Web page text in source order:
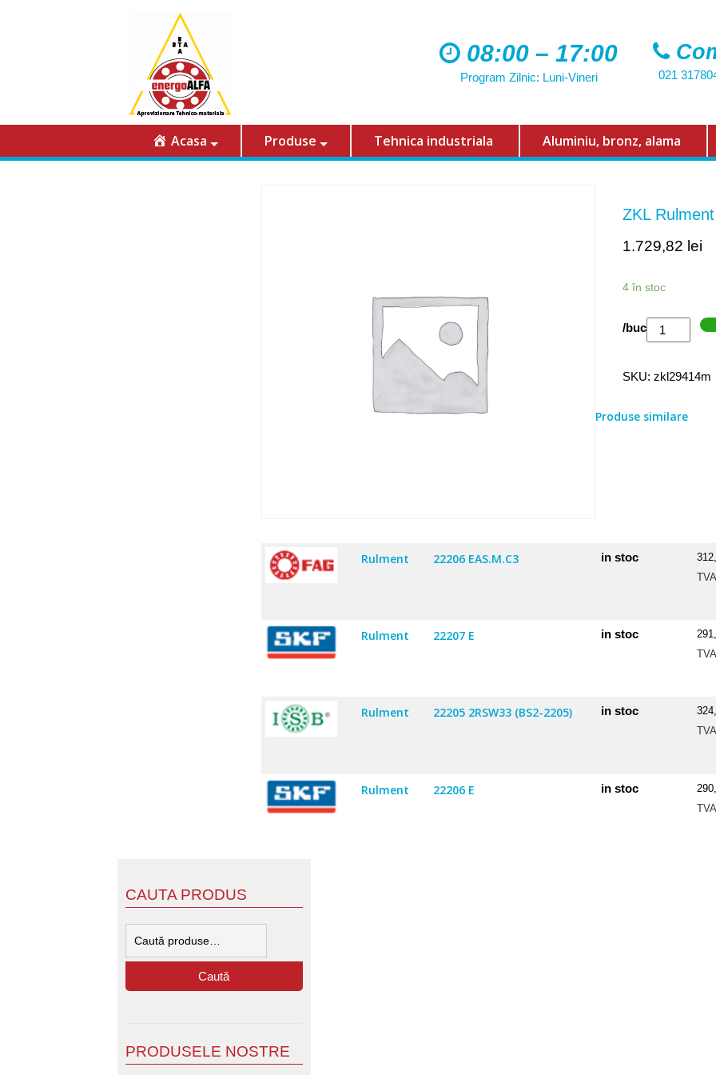
08:00 – 17:00
Program Zilnic: Luni-Vineri 021
Acasa Produse Tehnica industriala Aluminiu, bronz, alama
ZKL
1.729,82 lei
4 în stoc
Cantitate
/buc
SKU:zkl29414m
Produse similare
Rulment 22206 EAS.M.C3 in stoc
TVA
Rulment 22207 E in stoc
TVA
Rulment 22205 2RSW33 (BS2-2205) in stoc
TVA
Rulment 22206 E in stoc
TVA
CAUTA PRODUS
Caută
PRODUSELE NOSTRE